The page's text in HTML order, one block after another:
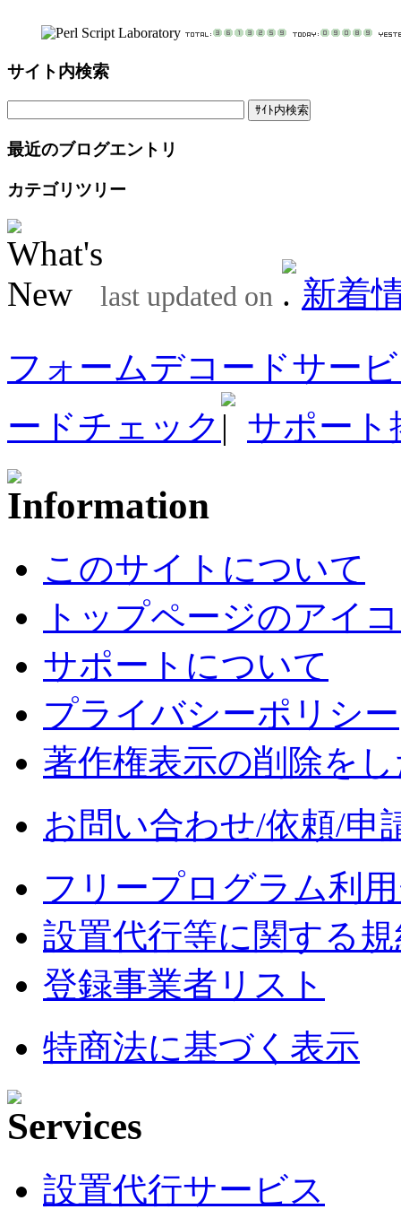
サイト内検索
最近のブログエントリ
カテゴリツリー
last updated on
新着
フォームデコードサー
ードチェック
サポート
このサイトについて
トップページのアイ
サポートについて
プライバシーポリシー
著作権表示の削除を
お問い合わせ/依頼/申
フリープログラム利
設置代行等に関する
登録事業者リスト
特商法に基づく表示
設置代行サービス